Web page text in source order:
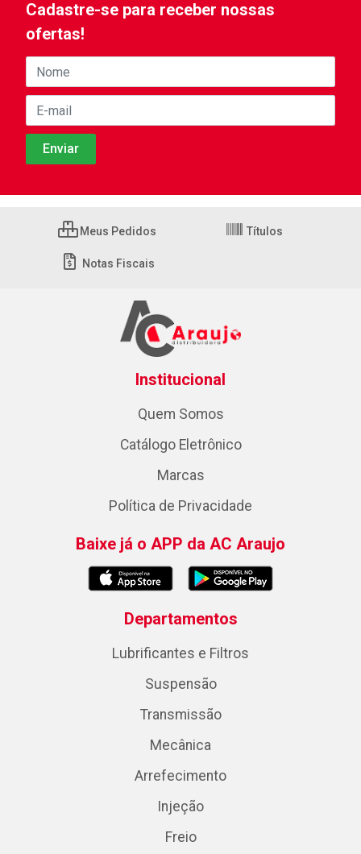
Cadastre-se para receber nossas
ofertas!
Meus Pedidos Títulos
Notas Fiscais
Institucional
Quem Somos
Catálogo Eletrônico
Marcas
Política de Privacidade
Baixe já o APP da AC Araujo
Departamentos
Lubrificantes e Filtros
Suspensão
Transmissão
Mecânica
Arrefecimento
Injeção
Freio